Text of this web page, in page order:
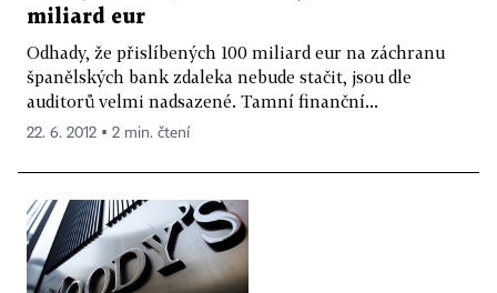
miliard eur
Odhady, že přislíbených 100 miliard eur na záchranu
španělských bank zdaleka nebude stačit, jsou dle
auditorů velmi nadsazené. Tamní finanční...
22. 6. 2012 ▪ 2 min. čtení